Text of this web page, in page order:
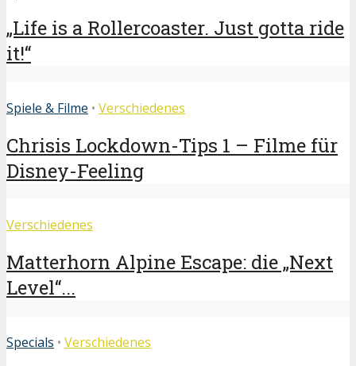
„Life is a Rollercoaster. Just gotta ride
it!“
Spiele & Filme • Verschiedenes
Chrisis Lockdown-Tips 1 – Filme für
Disney-Feeling
Verschiedenes
Matterhorn Alpine Escape: die „Next
Level“...
Specials • Verschiedenes